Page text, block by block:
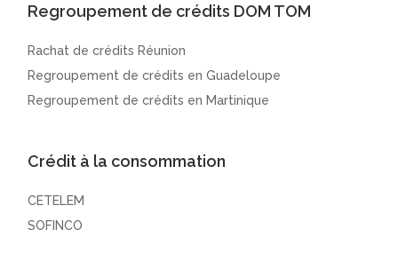
Regroupement de crédits DOM TOM
Rachat de crédits Réunion
Regroupement de crédits en Guadeloupe
Regroupement de crédits en Martinique
Crédit à la consommation
CETELEM
SOFINCO